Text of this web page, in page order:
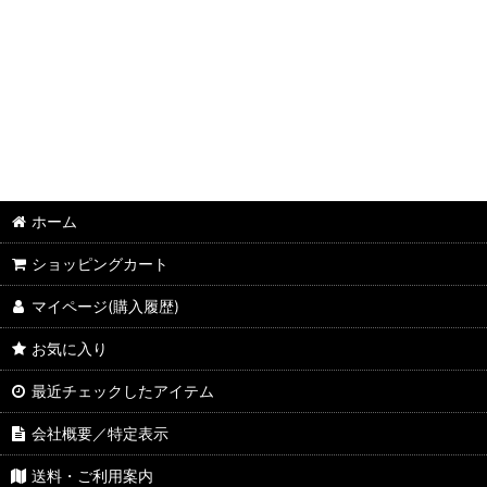
2枚用DVDケース
3枚用DVDケース
6枚用DVDケース
8枚用DVDケース
10枚用DVDケース(27mm厚)
10枚用DVDケース(35mm厚)
ホーム
ショッピングカート
マイページ(購入履歴)
お気に入り
最近チェックしたアイテム
会社概要／特定表示
送料・ご利用案内